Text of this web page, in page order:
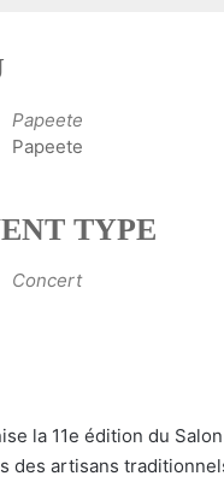
Papeete
Papeete
TYPE
Concert
la 11e édition du
artisans